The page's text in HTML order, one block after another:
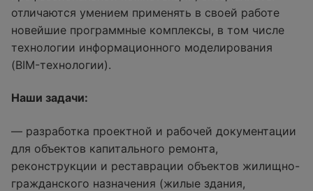
отличаются умением применять в своей работе
новейшие программные комплексы, в том числе
технологии информационного моделирования
(BIM-технологии).
Наши задачи:
— разработка проектной и рабочей документации
для объектов капитального ремонта,
реконструкции и реставрации объектов жилищно-
гражданского назначения (жилые здания,